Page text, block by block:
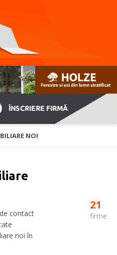
ÎNSCRIERE FIRMĂ
NOI
contact
noi în
21
firme